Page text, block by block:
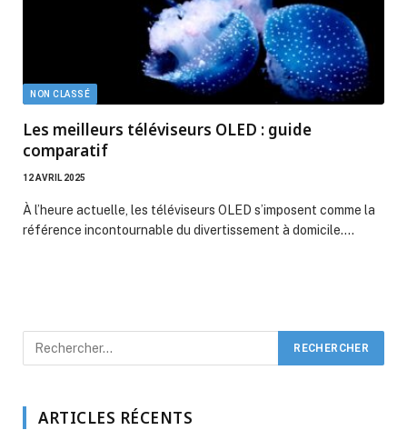
NON CLASSÉ
Les meilleurs téléviseurs OLED : guide
comparatif
12 AVRIL 2025
À l’heure actuelle, les téléviseurs OLED s’imposent comme la
référence incontournable du divertissement à domicile.…
ARTICLES RÉCENTS